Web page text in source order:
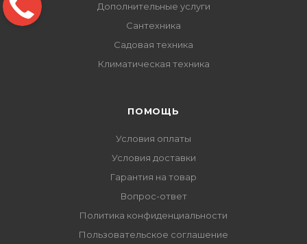
Дополнительные услуги
Сантехника
Садовая техника
Климатическая техника
ПОМОЩЬ
Условия оплаты
Условия доставки
Гарантия на товар
Вопрос-ответ
Политика конфиденциальности
Пользовательское соглашение